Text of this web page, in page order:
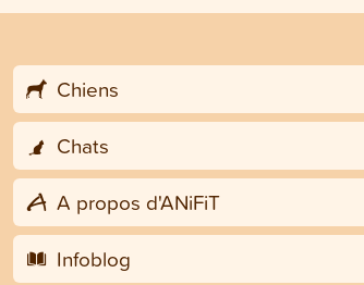
Chiens
Chats
A propos d'ANiFiT
Infoblog